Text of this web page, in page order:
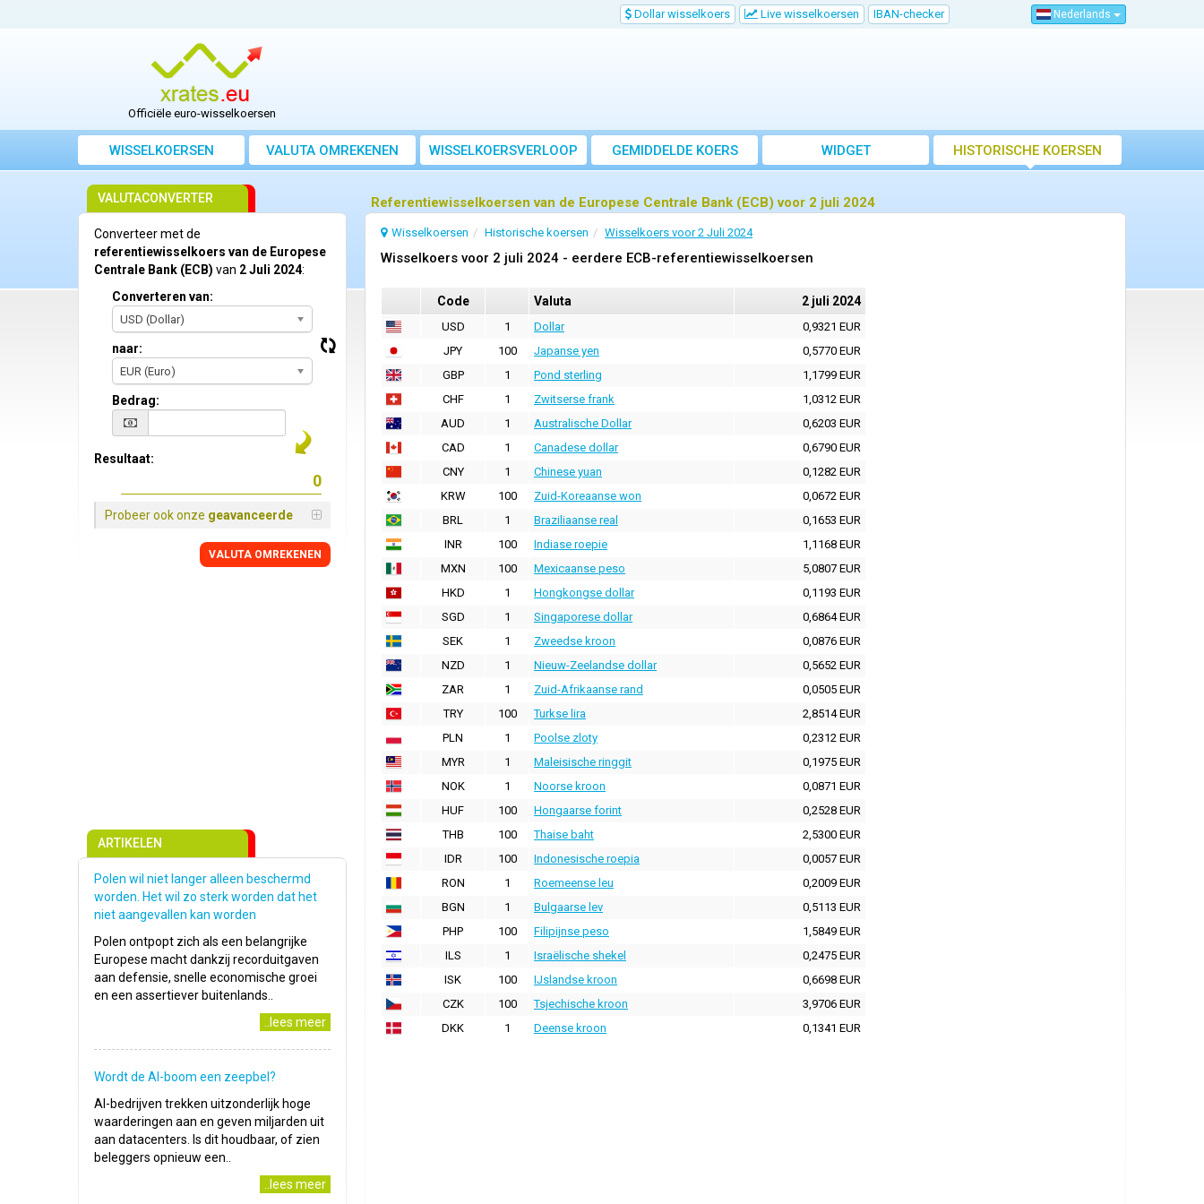
Dollar wisselkoers Live wisselkoersen IBAN-checker Nederlands
Officiële euro-wisselkoersen
WISSELKOERSEN VALUTA OMREKENEN WISSELKOERSVERLOOP GEMIDDELDE KOERS WIDGET HISTORISCHE KOERSEN
Referentiewisselkoersen van de Europese Centrale Bank (ECB) voor 2 juli 2024
Wisselkoersen Historische koersen Wisselkoers voor 2 Juli 2024
Wisselkoers voor 2 juli 2024 - eerdere ECB-referentiewisselkoersen
Code Valuta 2 juli 2024
USD 1 Dollar
0,9321 EUR
JPY
100 Japanse yen
0,5770 EUR
GBP
1 Pond sterling
1,1799 EUR
CHF
1 Zwitserse frank
1,0312 EUR
AUD
1 Australische Dollar
0,6203 EUR
CAD
1 Canadese dollar
0,6790 EUR
CNY
1 Chinese yuan
0,1282 EUR
KRW
100 Zuid-Koreaanse won
0,0672 EUR
BRL
1 Braziliaanse real
0,1653 EUR
INR
100 Indiase roepie
1,1168 EUR
MXN
100 Mexicaanse peso
5,0807 EUR
HKD
1 Hongkongse dollar
0,1193 EUR
SGD
1 Singaporese dollar
0,6864 EUR
SEK
1 Zweedse kroon
0,0876 EUR
NZD
1 Nieuw-Zeelandse dollar
0,5652 EUR
ZAR
1 Zuid-Afrikaanse rand
0,0505 EUR
TRY
100 Turkse lira
2,8514 EUR
PLN
1 Poolse zloty
0,2312 EUR
MYR
1 Maleisische ringgit
0,1975 EUR
NOK
1 Noorse kroon
0,0871 EUR
HUF
100 Hongaarse forint
0,2528 EUR
THB
100 Thaise baht
2,5300 EUR
IDR
100 Indonesische roepia
0,0057 EUR
RON
1 Roemeense leu
0,2009 EUR
BGN
1 Bulgaarse lev
0,5113 EUR
PHP
100 Filipijnse peso
1,5849 EUR
ILS
1 Israëlische shekel
0,2475 EUR
ISK
100 IJslandse kroon
0,6698 EUR
CZK
100 Tsjechische kroon
3,9706 EUR
DKK
1 Deense kroon 0,1341 EUR
VALUTACONVERTER
Converteer met de
referentiewisselkoers van de Europese
Centrale Bank (ECB) van 2 Juli 2024:
Converteren van:
USD (Dollar)
naar:
EUR (Euro)
Bedrag:
Resultaat:
Probeer ook onze geavanceerde
VALUTA OMREKENEN
ARTIKELEN
Polen wil niet langer alleen beschermd
worden. Het wil zo sterk worden dat het
niet aangevallen kan worden
Polen ontpopt zich als een belangrijke
Europese macht dankzij recorduitgaven
aan defensie, snelle economische groei
en een assertiever buitenlands..
..lees meer
Wordt de AI-boom een zeepbel?
AI-bedrijven trekken uitzonderlijk hoge
waarderingen aan en geven miljarden uit
aan datacenters. Is dit houdbaar, of zien
beleggers opnieuw een..
..lees meer